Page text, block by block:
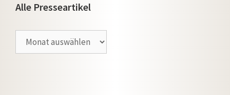
Alle Presseartikel
Presseartikel